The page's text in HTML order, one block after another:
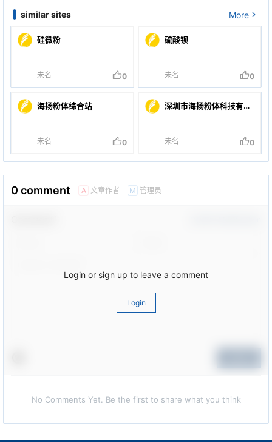
similar sites More
硅微粉
未名 0
硫酸钡
未名 0
海扬粉体综合站
未名 0
深圳市海扬粉体科技有限
未名 0
0 comment A 文章作者 M 管理员
Login or sign up to leave a comment
Login
No Comments Yet. Be the first to share what you think